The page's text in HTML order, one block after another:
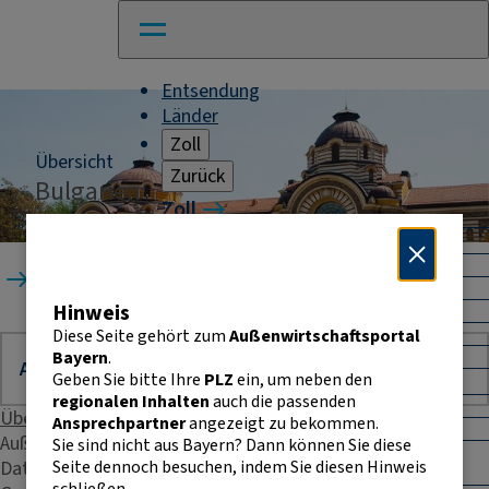
Entsendung
Länder
Zoll
Zurück
Zoll
Warenverkehr mit Drittländern
Warenursprung und Präferenzen
Warenverkehr innerhalb der EU
Allgemeines
Intrahandelsstatistik
Umsatzsteuer-
Identifikationsnummer
Übersicht
Bulgarien
Übersicht
Außenhandelsstatistik
Daten & Fakten
Hinweis
Diese Seite gehört zumAußenwirtschaftsportal
Bayern.
Geben Sie bitte Ihre PLZein, um neben den
regionalen Inhaltenauch die passenden
Ansprechpartnerangezeigt zu bekommen.
Sie sind nicht aus Bayern? Dann können Sie diese
Seite dennoch besuchen, indem Sie diesen Hinweis